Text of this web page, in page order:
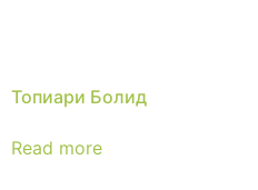
Топиари Болид
Read more